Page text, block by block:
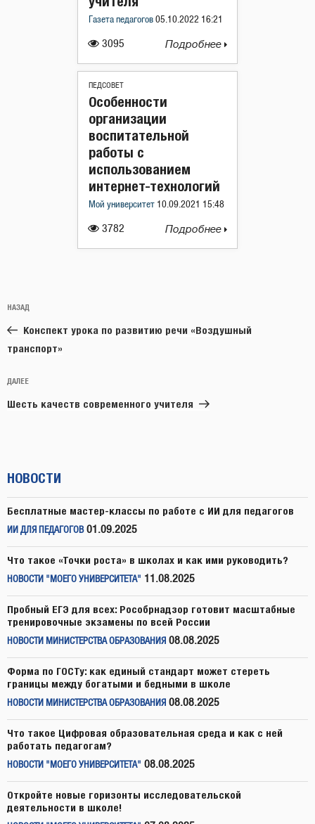
3095
Газета педагогов 05.10.2022 16:21
Подробнее
ПЕДСОВЕТ
3782
Особенности
организации
воспитательной
работы с
использованием
интернет-технологий
Мой университет 10.09.2021 15:48
Подробнее
по
записям
Предыдущая
запись:
НАЗАД
Конспект урока по развитию речи «Воздушный
транспорт»
Следующая
запись
ДАЛЕЕ
Шесть качеств современного учителя
НОВОСТИ
Бесплатные мастер-классы по работе с ИИ для педагогов
ИИ ДЛЯ ПЕДАГОГОВ 01.09.2025
Что такое «Точки роста» в школах и как ими руководить?
НОВОСТИ "МОЕГО УНИВЕРСИТЕТА" 11.08.2025
Пробный ЕГЭ для всех: Рособрнадзор готовит масштабные
тренировочные экзамены по всей России
НОВОСТИ МИНИСТЕРСТВА ОБРАЗОВАНИЯ 08.08.2025
Форма по ГОСТу: как единый стандарт может стереть
границы между богатыми и бедными в школе
НОВОСТИ МИНИСТЕРСТВА ОБРАЗОВАНИЯ 08.08.2025
Что такое Цифровая образовательная среда и как с ней
работать педагогам?
НОВОСТИ "МОЕГО УНИВЕРСИТЕТА" 08.08.2025
Откройте новые горизонты исследовательской
деятельности в школе!